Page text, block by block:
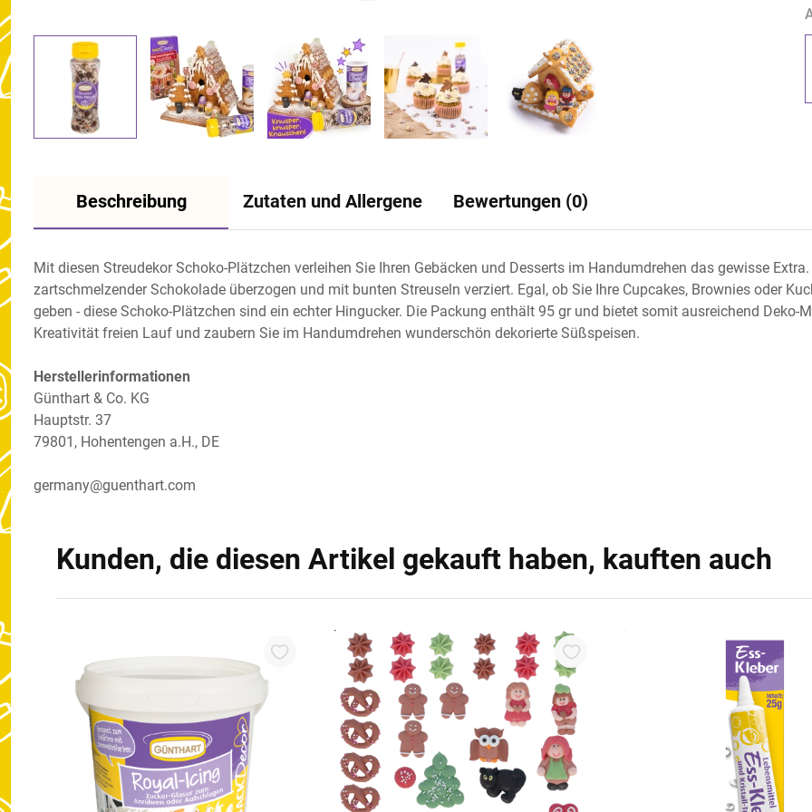
Beschreibung Zutaten und Allergene Bewertungen (0)
Mit diesen Streudekor Schoko-Plätzchen verleihen Sie Ihren Gebäcken und Desserts im Handumdrehen das gewisse
zartschmelzender Schokolade überzogen und mit bunten Streuseln verziert. Egal, ob Sie Ihre Cupcakes, Brownies oder
geben - diese Schoko-Plätzchen sind ein echter Hingucker. Die Packung enthält 95 gr und bietet somit ausreichend Deko-
Kreativität freien Lauf und zaubern Sie im Handumdrehen wunderschön dekorierte Süßspeisen.
Herstellerinformationen
Günthart & Co. KG
Hauptstr. 37
79801, Hohentengen a.H., DE
germany@guenthart.com
Kunden, die diesen Artikel gekauft haben, kauften auch